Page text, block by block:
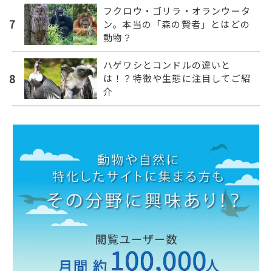
7
フクロウ・ゴリラ・オランウータ
ン。本当の「森の賢者」とはどの
動物？
8
ハゲワシとコンドルの違いと
は！？特徴や生態に注目してご紹
介